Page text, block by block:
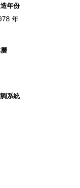
年份
年
系統